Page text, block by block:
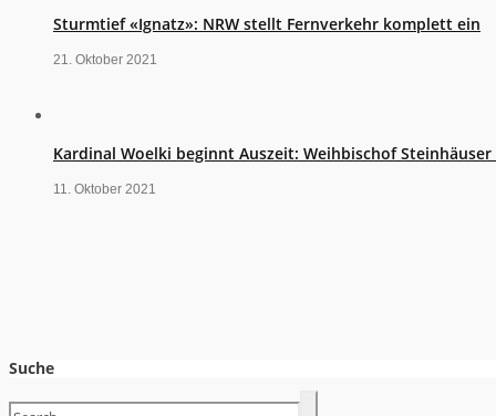
Sturmtief «Ignatz»: NRW stellt Fernverkehr komplett ein
21. Oktober 2021
Kardinal Woelki beginnt Auszeit: Weihbischof
11. Oktober 2021
Suche